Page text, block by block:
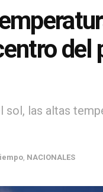
del
las altas
NACIONALES